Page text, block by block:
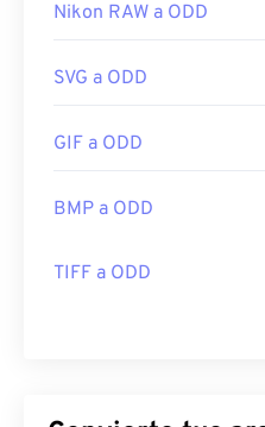
Nikon RAW a ODD
SVG a ODD
GIF a ODD
BMP a ODD
TIFF a ODD